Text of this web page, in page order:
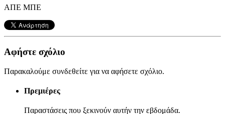
ΑΠΕ ΜΠΕ
Αφήστε σχόλιο
Παρακαλούμε συνδεθείτε για να αφήσετε σχόλιο.
Πρεμιέρες
Παραστάσεις που ξεκινούν αυτήν την εβδομάδα.